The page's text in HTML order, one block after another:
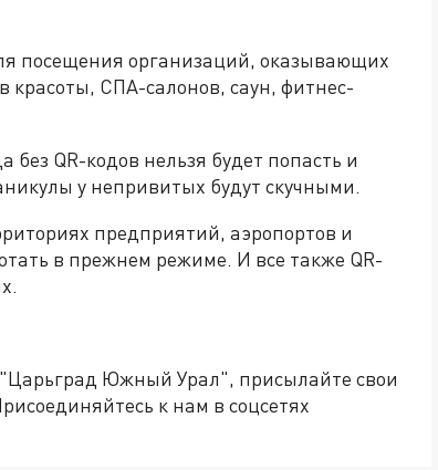
посещения организаций, оказывающих
красоты, СПА-салонов, саун, фитнес-
без QR-кодов нельзя будет попасть и
у непривитых будут скучными.
предприятий, аэропортов и
в прежнем режиме. И все также QR-
Южный Урал", присылайте свои
к нам в соцсетях